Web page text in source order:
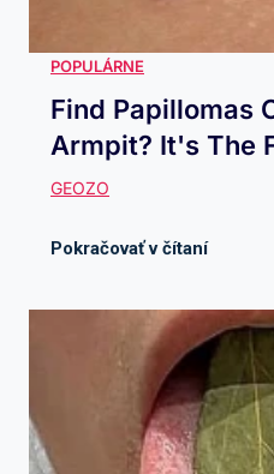
Find Papillomas
Armpit? It's The